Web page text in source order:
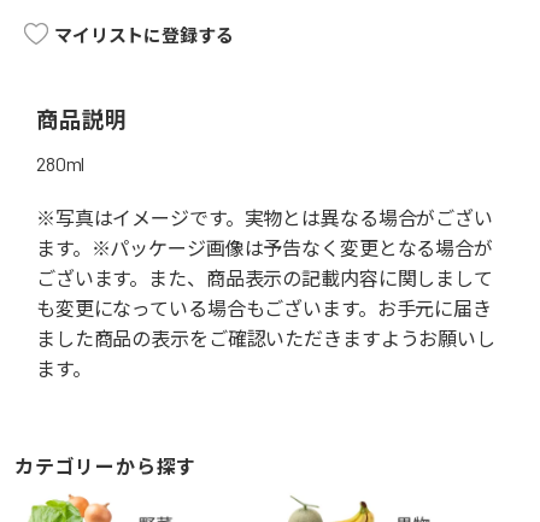
マイリストに登録する
商品説明
280ml
※写真はイメージです。実物とは異なる場合がござい
ます。※パッケージ画像は予告なく変更となる場合が
ございます。また、商品表示の記載内容に関しまして
も変更になっている場合もございます。お手元に届き
ました商品の表示をご確認いただきますようお願いし
ます。
カテゴリーから探す